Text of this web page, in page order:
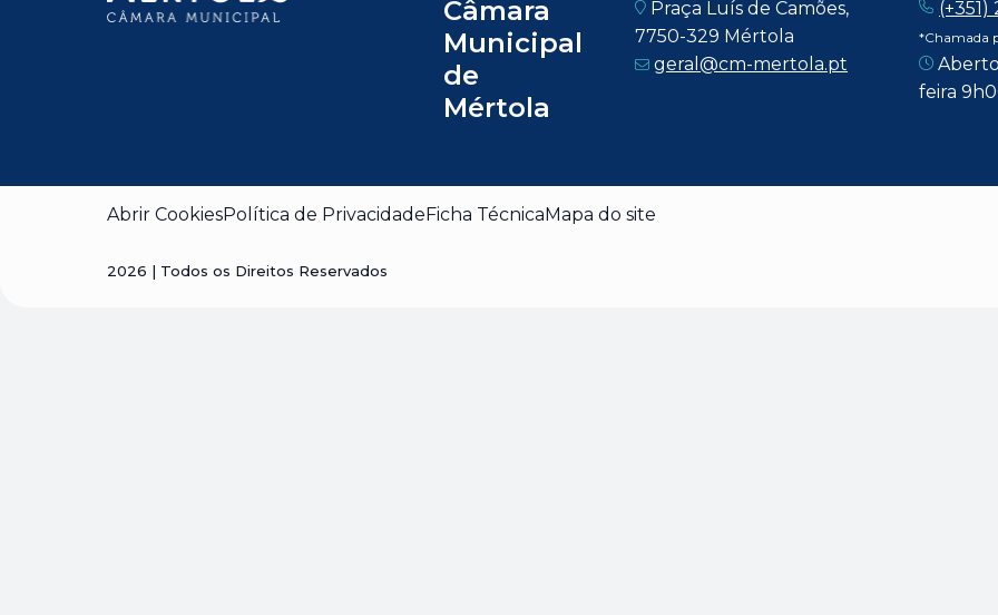
Câmara
Municipal
de
Mértola
Praça Luís de Camões,
7750-329 Mértola
geral@cm-mertola.pt
(+351)
*Chamada
feira
Abrir CookiesPolítica de PrivacidadeFicha TécnicaMapa do site
2026 | Todos os Direitos Reservados